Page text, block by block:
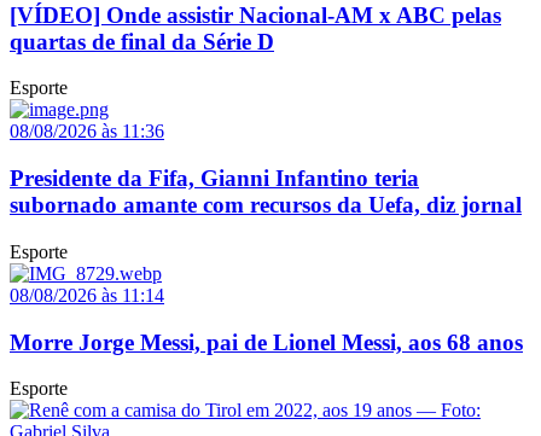
[VÍDEO] Onde assistir Nacional-AM x ABC pelas
quartas de final da Série D
Esporte
08/08/2026 às 11:36
Presidente da Fifa, Gianni Infantino teria
subornado amante com recursos da Uefa, diz jornal
Esporte
08/08/2026 às 11:14
Morre Jorge Messi, pai de Lionel Messi, aos 68 anos
Esporte